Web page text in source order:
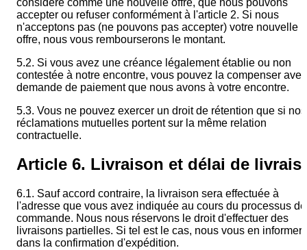
accepter ou refuser conformément à l'article 2. Si nous
n'acceptons pas (ne pouvons pas accepter) votre nouvelle
offre, nous vous rembourserons le montant.
5.2. Si vous avez une créance légalement établie ou non
contestée à notre encontre, vous pouvez la compenser
demande de paiement que nous avons à votre encontre.
5.3. Vous ne pouvez exercer un droit de rétention que si nos
réclamations mutuelles portent sur la même relation
contractuelle.
Article 6. Livraison et délai de
6.1. Sauf accord contraire, la livraison sera effectuée à
l'adresse que vous avez indiquée au cours du processus de
commande. Nous nous réservons le droit d'effectuer des
livraisons partielles. Si tel est le cas, nous vous en
dans la confirmation d'expédition.